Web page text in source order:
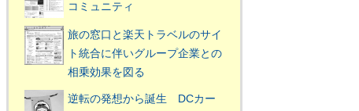
コミュニティ
旅の窓口と楽天トラベルのサイ
ト統合に伴いグループ企業との
相乗効果を図る
逆転の発想から誕生 DCカー